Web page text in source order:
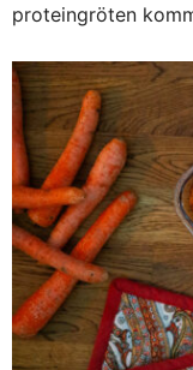
proteingröten